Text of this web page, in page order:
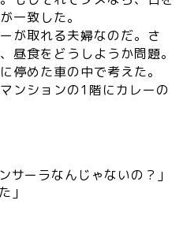
一致した。
が取れる夫婦なのだ。さ
昼食をどうしようか問題。
停めた車の中で考えた。
ンションの1階にカレーの
サーラなんじゃないの？」
」